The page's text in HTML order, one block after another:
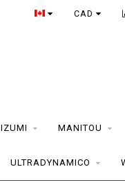
CAD
IZUMI MANITOU
ULTRADYNAMICO